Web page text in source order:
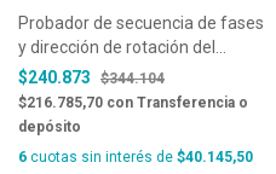
Probador de secuencia de fases
y dirección de rotación del
motor Sonel TKF-12
$240.873
$344.104
$216.785,70 con Transferencia o
depósito
6 cuotas sin interés de $40.145,50